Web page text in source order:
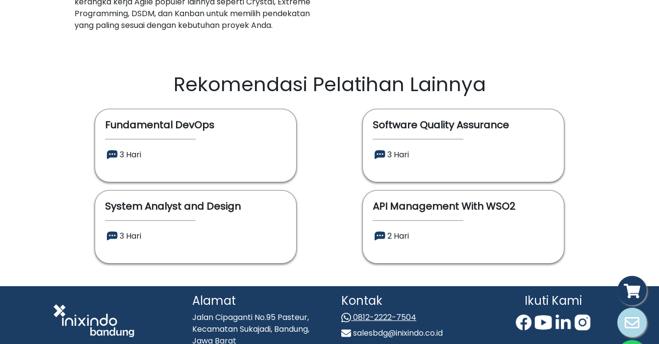
Programming, DSDM, dan Kanban untuk memilih pendekatan
yang paling sesuai dengan kebutuhan proyek Anda.
Rekomendasi Pelatihan Lainnya
Fundamental DevOps
3 Hari
Software Quality Assurance
3 Hari
System Analyst and Design
3 Hari
API Management With WSO2
2 Hari
Alamat
Jalan Cipaganti No.95 Pasteur,
Kecamatan Sukajadi, Bandung,
Jawa Barat
Kontak
0812-2222-7504
salesbdg@inixindo.co.id
Ikuti Kami